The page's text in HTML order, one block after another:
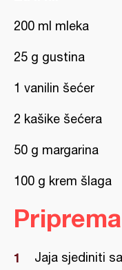
200 ml mleka
25 g gustina
1 vanilin šećer
2 kašike šećera
50 g margarina
100 g krem šlaga
Priprema
Jaja sjediniti